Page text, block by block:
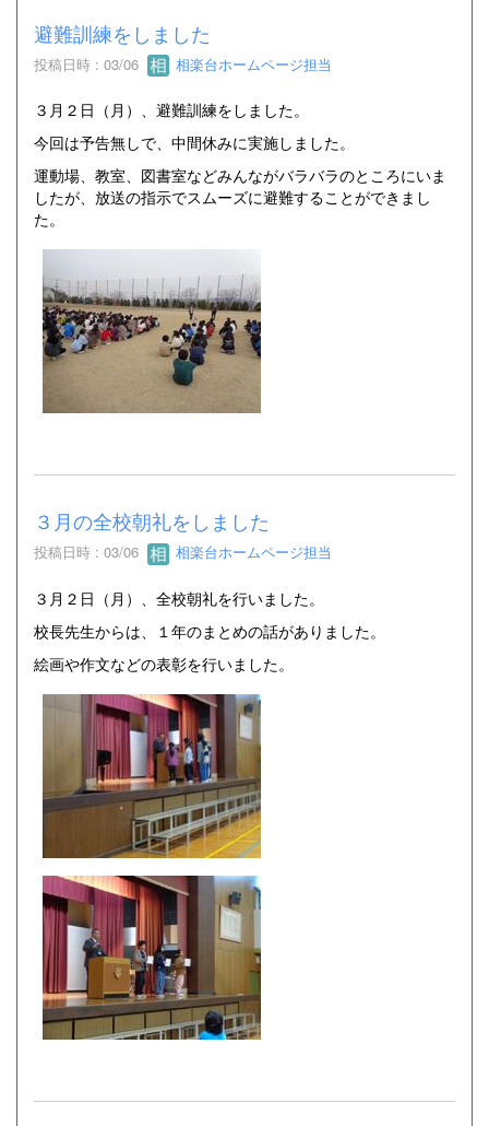
避難訓練をしました
投稿日時 : 03/06 相楽台ホームページ担当
３月２日（月）、避難訓練をしました。
今回は予告無しで、中間休みに実施しました。
運動場、教室、図書室などみんながバラバラのところにいま
したが、放送の指示でスムーズに避難することができまし
た。
３月の全校朝礼をしました
投稿日時 : 03/06 相楽台ホームページ担当
３月２日（月）、全校朝礼を行いました。
校長先生からは、１年のまとめの話がありました。
絵画や作文などの表彰を行いました。